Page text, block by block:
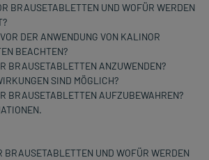
BRAUSETABLETTEN UND WOFÜR WERDEN
DER ANWENDUNG VON KALINOR
BEACHTEN?
BRAUSETABLETTEN ANZUWENDEN?
SIND MÖGLICH?
BRAUSETABLETTEN AUFZUBEWAHREN?
BRAUSETABLETTEN UND WOFÜR WERDEN